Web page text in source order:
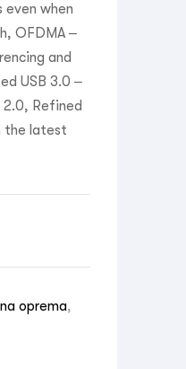
even when
OFDMA –
and
USB 3.0 –
Refined
the latest
oprema,